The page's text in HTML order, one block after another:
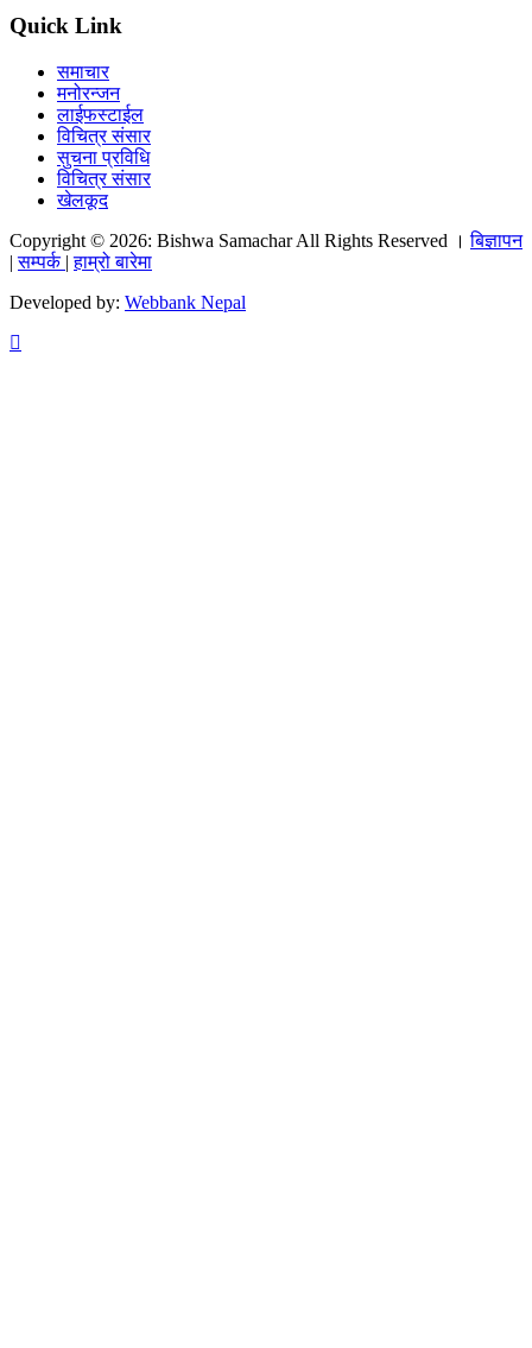
Quick Link
समाचार
मनोरन्जन
लाईफस्टाईल
विचित्र संसार
सुचना प्रविधि
विचित्र संसार
खेलकूद
Copyright © 2026: Bishwa Samachar All Rights Reserved ।बिज्ञापन
|सम्पर्क |हाम्रो बारेमा
Developed by: Webbank Nepal